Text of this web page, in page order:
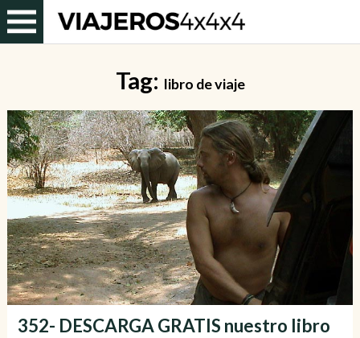
Tag: libro de viaje
352- DESCARGA GRATIS nuestro libro